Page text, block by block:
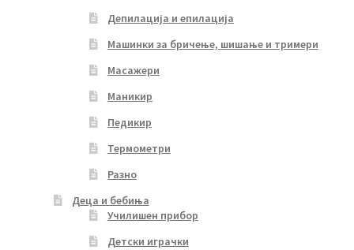
Депилација и епилација
Машинки за бричење, шишање и тримери
Масажери
Маникир
Педикир
Термометри
Разно
Деца и бебиња
Училишен прибор
Детски играчки